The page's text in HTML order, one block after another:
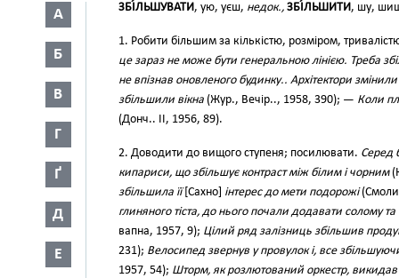
А
Б
В
Г
Ґ
Д
Е
ЗБІ́ЛЬШУВАТИ, ую, уєш, недок., ЗБІ́ЛЬШИТИ, шу,
1. Робити більшим за кількістю, розміром,
це зараз не може бути генеральною лінією. Треба
не впізнав оновленого будинку.. Архітектори
збільшили вікна (Жур., Вечір.., 1958, 390); — Коли
(Донч.. IІ, 1956, 89).
2. Доводити до вищого ступеня; посилювати. Серед
кипариси, що збільшує контраст між білим і чорним
збільшила її[Сахно] інтерес до мети подорожі
глиняного тіста, до нього почали додавати солому
вапна, 1957, 9); Цілий ряд залізниць збільшив
231); Велосипед звернув у провулок і, все
1957, 54); Шторм, як розлютований оркестр,